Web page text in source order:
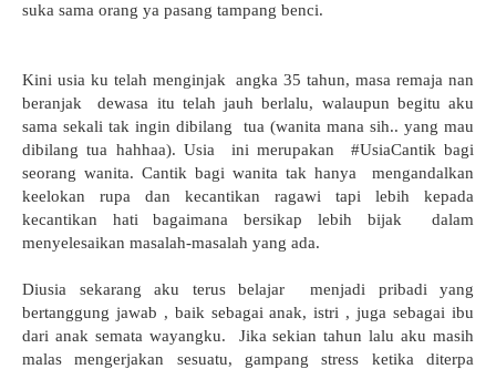
suka sama orang ya pasang tampang benci.
Kini usia ku telah menginjak angka 35 tahun, masa remaja nan
beranjak dewasa itu telah jauh berlalu, walaupun begitu aku
sama sekali tak ingin dibilang tua (wanita mana sih.. yang mau
dibilang tua hahhaa). Usia ini merupakan #UsiaCantik bagi
seorang wanita. Cantik bagi wanita tak hanya mengandalkan
keelokan rupa dan kecantikan ragawi tapi lebih kepada
kecantikan hati bagaimana bersikap lebih bijak dalam
menyelesaikan masalah-masalah yang ada.
Diusia sekarang aku terus belajar menjadi pribadi yang
bertanggung jawab , baik sebagai anak, istri , juga sebagai ibu
dari anak semata wayangku. Jika sekian tahun lalu aku masih
malas mengerjakan sesuatu, gampang stress ketika diterpa